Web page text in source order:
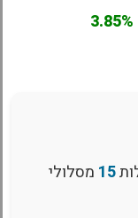
3.85%
15 מסלולי